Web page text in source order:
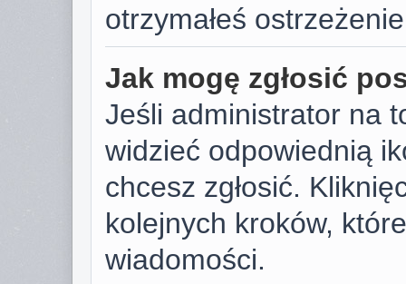
otrzymałeś
Jak mogę zgłosić
Jeśli administrator na
widzieć odpowiednią
chcesz zgłosić.
kolejnych kroków,
wiadomości.